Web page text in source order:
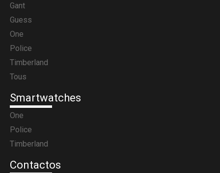
Gant
Guess
One
Police
Timberland
Tous
Smartwatches
One
Police
Timberland
Contactos